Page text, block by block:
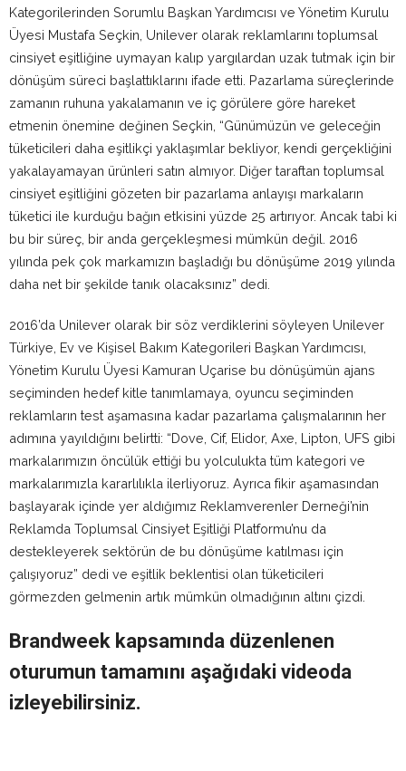
Kategorilerinden Sorumlu Başkan Yardımcısı ve Yönetim Kurulu
Üyesi Mustafa Seçkin, Unilever olarak reklamlarını toplumsal
cinsiyet eşitliğine uymayan kalıp yargılardan uzak tutmak için bir
dönüşüm süreci başlattıklarını ifade etti. Pazarlama süreçlerinde
zamanın ruhuna yakalamanın ve iç görülere göre hareket
etmenin önemine değinen Seçkin, “Günümüzün ve geleceğin
tüketicileri daha eşitlikçi yaklaşımlar bekliyor, kendi gerçekliğini
yakalayamayan ürünleri satın almıyor. Diğer taraftan toplumsal
cinsiyet eşitliğini gözeten bir pazarlama anlayışı markaların
tüketici ile kurduğu bağın etkisini yüzde 25 artırıyor. Ancak tabi ki
bu bir süreç, bir anda gerçekleşmesi mümkün değil. 2016
yılında pek çok markamızın başladığı bu dönüşüme 2019 yılında
daha net bir şekilde tanık olacaksınız” dedi.
2016’da Unilever olarak bir söz verdiklerini söyleyen Unilever
Türkiye, Ev ve Kişisel Bakım Kategorileri Başkan Yardımcısı,
Yönetim Kurulu Üyesi Kamuran Uçarise bu dönüşümün ajans
seçiminden hedef kitle tanımlamaya, oyuncu seçiminden
reklamların test aşamasına kadar pazarlama çalışmalarının her
adımına yayıldığını belirtti: “Dove, Cif, Elidor, Axe, Lipton, UFS gibi
markalarımızın öncülük ettiği bu yolculukta tüm kategori ve
markalarımızla kararlılıkla ilerliyoruz. Ayrıca fikir aşamasından
başlayarak içinde yer aldığımız Reklamverenler Derneği’nin
Reklamda Toplumsal Cinsiyet Eşitliği Platformu’nu da
destekleyerek sektörün de bu dönüşüme katılması için
çalışıyoruz” dedi ve eşitlik beklentisi olan tüketicileri
görmezden gelmenin artık mümkün olmadığının altını çizdi.
Brandweek kapsamında düzenlenen
oturumun tamamını aşağıdaki videoda
izleyebilirsiniz.